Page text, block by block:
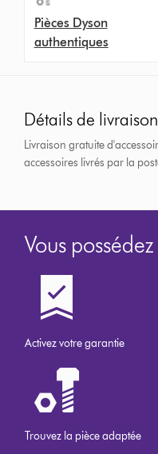
Pièces Dyson
authentiques
Détails de livraison
Livraison gratuite
accessoires livrés par la
Vous
Activez votre garantie
Trouvez la pièce adaptée